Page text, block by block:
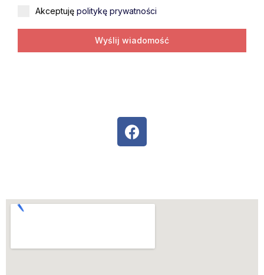
Akceptuję politykę prywatności
Wyślij wiadomość